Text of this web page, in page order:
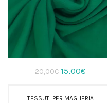
20,00€ Il
originale
15,00€Il
attuale
TESSUTI PER MAGLIERIA